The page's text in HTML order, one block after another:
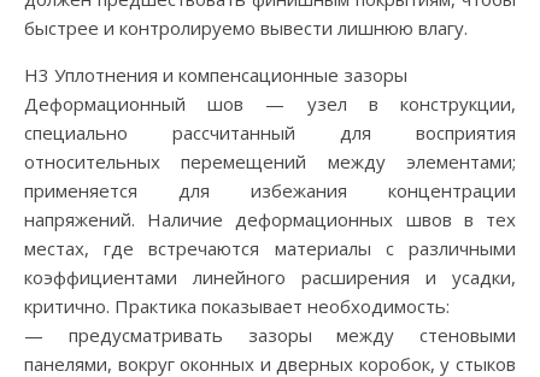
быстрее и контролируемо вывести лишнюю влагу.
H3 Уплотнения и компенсационные зазоры
Деформационный шов — узел в конструкции,
специально рассчитанный для восприятия
относительных перемещений между элементами;
применяется для избежания концентрации
напряжений. Наличие деформационных швов в тех
местах, где встречаются материалы с различными
коэффициентами линейного расширения и усадки,
критично. Практика показывает необходимость:
— предусматривать зазоры между стеновыми
панелями, вокруг оконных и дверных коробок, у стыков